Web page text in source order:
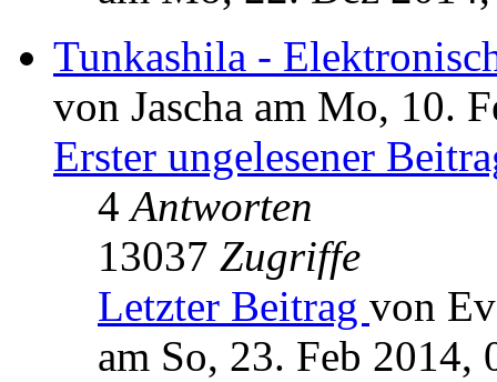
Tunkashila -
von Jascha am Mo, 10.
Erster ungelesener
4Antworten
13037 Zugriffe
Letzter Beitrag von
am So, 23. Feb 2014,